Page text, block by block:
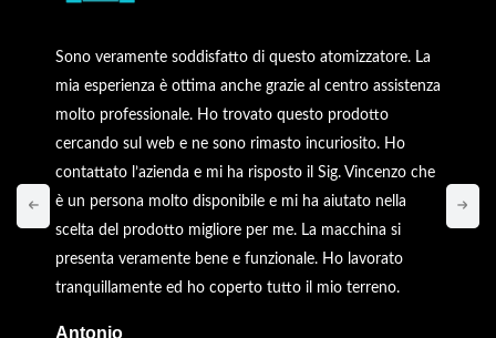
Sono veramente soddisfatto di questo atomizzatore. La
mia esperienza è ottima anche grazie al centro assistenza
molto professionale. Ho trovato questo prodotto
cercando sul web e ne sono rimasto incuriosito. Ho
contattato l’azienda e mi ha risposto il Sig. Vincenzo che
è un persona molto disponibile e mi ha aiutato nella
scelta del prodotto migliore per me. La macchina si
presenta veramente bene e funzionale. Ho lavorato
tranquillamente ed ho coperto tutto il mio terreno.
Antonio